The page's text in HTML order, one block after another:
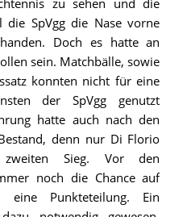
die SpVgg die Nase vorne
Doch es hatte an
sein. Matchbälle, sowie
konnten nicht für eine
der SpVgg genutzt
hatte auch nach den
denn nur Di Florio
Sieg. Vor den
noch die Chance auf
eine Punkteteilung. Ein